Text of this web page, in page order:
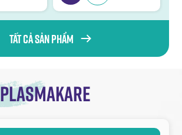
Tất cả sản phẩm
Plasmakare